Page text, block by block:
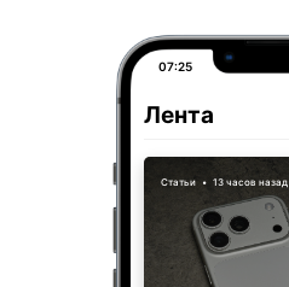
07:25
Лента
Статьи • 13 часов назад